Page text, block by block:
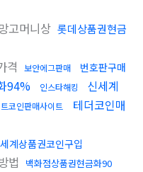
망고머니상 롯데상품권현금
격 보안에그판매 번호판구매
94% 인스타해킹
신세계
코인판매사이트
테더코인매
계상품권코인구입
법 백화점상품권현금화90